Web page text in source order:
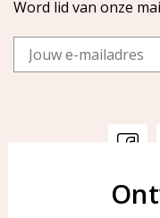
Word lid van onze
Email